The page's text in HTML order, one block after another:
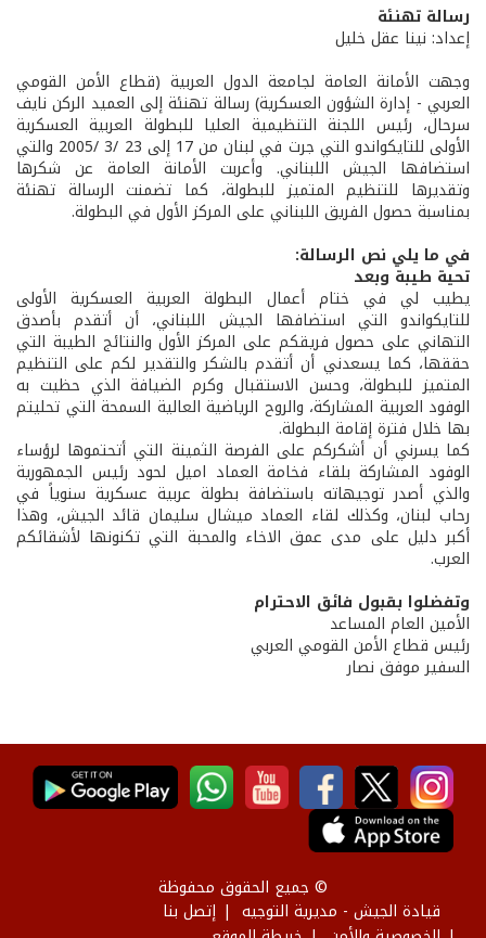
رسالة تهنئة
إعداد: نينا عقل خليل
وجهت الأمانة العامة لجامعة الدول العربية (قطاع الأمن القومي
العربي - إدارة الشؤون العسكرية) رسالة تهنئة إلى العميد الركن نايف
سرحال، رئيس اللجنة التنظيمية العليا للبطولة العربية العسكرية
الأولى للتايكواندو التي جرت في لبنان من 17 إلى 23 /3 /2005 والتي
استضافها الجيش اللبناني. وأعربت الأمانة العامة عن شكرها
وتقديرها للتنظيم المتميز للبطولة، كما تضمنت الرسالة تهنئة
بمناسبة حصول الفريق اللبناني على المركز الأول في البطولة.
في ما يلي نص الرسالة:
تحية طيبة وبعد
يطيب لي في ختام أعمال البطولة العربية العسكرية الأولى
للتايكواندو التي استضافها الجيش اللبناني، أن أتقدم بأصدق
التهاني على حصول فريقكم على المركز الأول والنتائج الطيبة التي
حققها، كما يسعدني أن أتقدم بالشكر والتقدير لكم على التنظيم
المتميز للبطولة، وحسن الاستقبال وكرم الضيافة الذي حظيت به
الوفود العربية المشاركة، والروح الرياضية العالية السمحة التي تحليتم
بها خلال فترة إقامة البطولة.
كما يسرني أن أشكركم على الفرصة الثمينة التي أتحتموها لرؤساء
الوفود المشاركة بلقاء فخامة العماد اميل لحود رئيس الجمهورية
والذي أصدر توجيهاته باستضافة بطولة عربية عسكرية سنوياً في
رحاب لبنان، وكذلك لقاء العماد ميشال سليمان قائد الجيش، وهذا
أكبر دليل على مدى عمق الاخاء والمحبة التي تكنونها لأشقائكم
العرب.
وتفضلوا بقبول فائق الاحترام
الأمين العام المساعد
رئيس قطاع الأمن القومي العربي
السفير موفق نصار
© جميع الحقوق محفوظة
قيادة الجيش - مديرية التوجيه
إتصل بنا